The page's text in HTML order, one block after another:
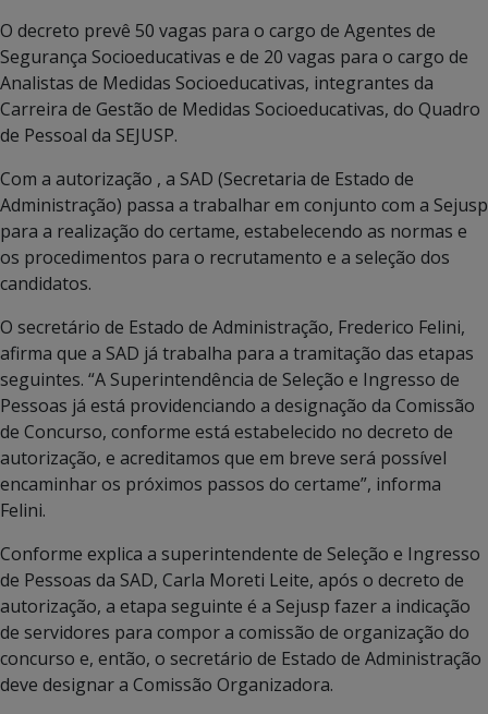
O decreto prevê 50 vagas para o cargo de Agentes de
Segurança Socioeducativas e de 20 vagas para o cargo de
Analistas de Medidas Socioeducativas, integrantes da
Carreira de Gestão de Medidas Socioeducativas, do Quadro
de Pessoal da SEJUSP.
Com a autorização , a SAD (Secretaria de Estado de
Administração) passa a trabalhar em conjunto com a Sejusp
para a realização do certame, estabelecendo as normas e
os procedimentos para o recrutamento e a seleção dos
candidatos.
O secretário de Estado de Administração, Frederico Felini,
afirma que a SAD já trabalha para a tramitação das etapas
seguintes. “A Superintendência de Seleção e Ingresso de
Pessoas já está providenciando a designação da Comissão
de Concurso, conforme está estabelecido no decreto de
autorização, e acreditamos que em breve será possível
encaminhar os próximos passos do certame”, informa
Felini.
Conforme explica a superintendente de Seleção e Ingresso
de Pessoas da SAD, Carla Moreti Leite, após o decreto de
autorização, a etapa seguinte é a Sejusp fazer a indicação
de servidores para compor a comissão de organização do
concurso e, então, o secretário de Estado de Administração
deve designar a Comissão Organizadora.